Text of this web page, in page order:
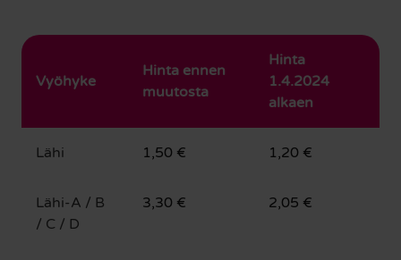
Vyöhyke
Hinta ennen
muutosta
Hinta
1.4.2024
alkaen
Lähi 1,50 € 1,20 €
Lähi-A / B
/ C / D
3,30 € 2,05 €